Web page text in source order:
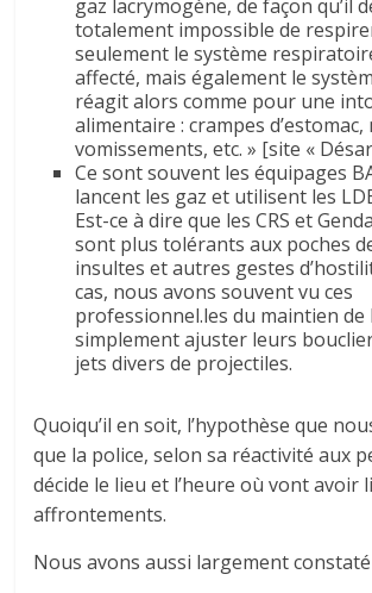
gaz lacrymogène, de façon qu’il
totalement impossible de
seulement le système
affecté, mais également le
réagit alors comme pour une
alimentaire : crampes d’estomac,
vomissements, etc. » [site «
Ce sont souvent les équipages
lancent les gaz et utilisent les
Est-ce à dire que les CRS et
sont plus tolérants aux poches
insultes et autres gestes
cas, nous avons souvent vu ces
professionnel.les du maintien de
simplement ajuster leurs
jets divers de projectiles.
Quoiqu’il en soit, l’hypothèse que
que la police, selon sa réactivité aux
décide le lieu et l’heure où vont avoir
affrontements.
Nous avons aussi largement constaté